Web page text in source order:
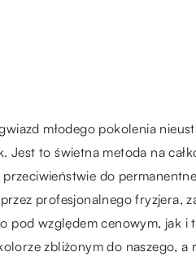
młodego pokolenia
Jest to świetna metoda na
do
profesjonalnego fryzjera,
pod względem cenowym, jak i
zbliżonym do naszego, a